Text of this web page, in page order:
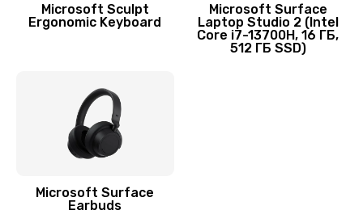
Ремонт SIM-карты
Ремонт вибромотора
Microsoft Sculpt
Ergonomic Keyboard
Microsoft Surface
Laptop Studio 2 (Intel
Core i7-13700H, 16 ГБ,
512 ГБ SSD)
Microsoft Surface
Earbuds